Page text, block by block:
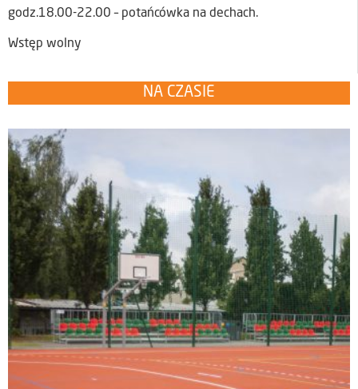
godz.18.00-22.00 – potańcówka na dechach.
Wstęp wolny
NA CZASIE